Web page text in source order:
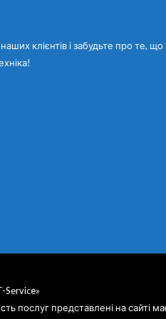
клієнтів і забудьте про те, що
послуг представлені на